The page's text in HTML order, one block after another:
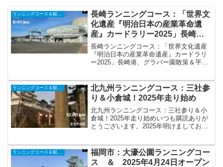
ランニングコース＆観光ラン
長崎ランニングコース：「世界文
化遺産『明治日本の産業革命遺
産』カードラリー2025」長崎
港、グラバー園散策＆平和公園灯
火台の誓いの火
長崎ランニングコース：「世界文化遺産
『明治日本の産業革命遺産』カードラリ
ー2025」長崎港、グラバー園散策＆平和
「世界文化遺産『明治日本の産業革命遺
産』カードラリー202...
ランニングコース＆観光ラン
北九州ランニングコース：三社参
り＆小倉城！2025年走り始め
北九州ランニングコース：三社参り＆小
倉城！2025年走り始めいつも購読ありが
とうございます。2025年明けましておめ
きました。コース約12キロで三社を回り
ました。小倉...
福岡市：大濠公園ランニングコー
ス ＆ 2025年4月24日オープン